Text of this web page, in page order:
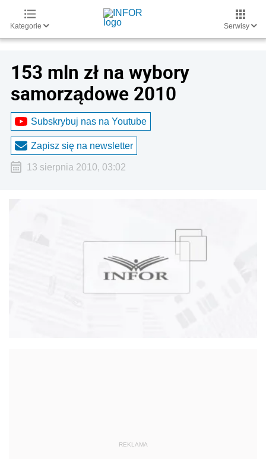
Kategorie Serwisy
153 mln zł na wybory
samorządowe 2010
Subskrybuj nas na Youtube
Zapisz się na newsletter
13 sierpnia 2010, 03:02